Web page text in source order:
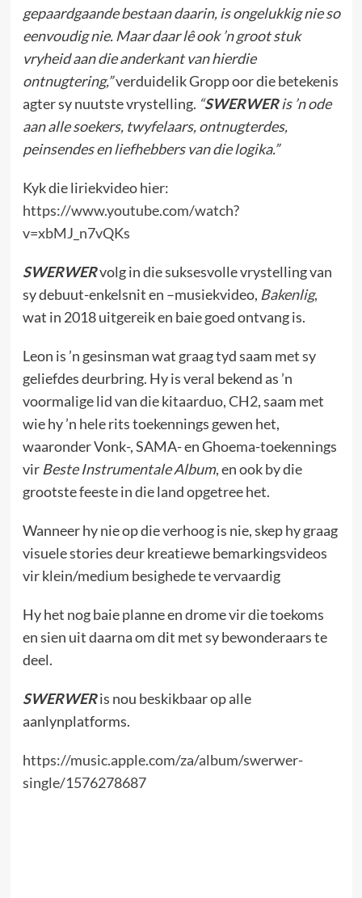
gepaardgaande bestaan daarin, is ongelukkig nie so
eenvoudig nie. Maar daar lê ook ’n groot stuk
vryheid aan die anderkant van hierdie
ontnugtering,”verduidelik Gropp oor die betekenis
agter sy nuutste vrystelling. “SWERWERis ’n ode
aan alle soekers, twyfelaars, ontnugterdes,
peinsendes en liefhebbers van die logika.”
Kyk die liriekvideo hier:
https://www.youtube.com/watch?
v=xbMJ_n7vQKs
SWERWERvolg in die suksesvolle vrystelling van
sy debuut-enkelsnit en –musiekvideo, Bakenlig,
wat in 2018 uitgereik en baie goed ontvang is.
Leon is ’n gesinsman wat graag tyd saam met sy
geliefdes deurbring. Hy is veral bekend as ’n
voormalige lid van die kitaarduo,CH2, saam met
wie hy ’n hele rits toekennings gewen het,
waaronder Vonk-, SAMA- en Ghoema-toekennings
vir Beste Instrumentale Album, en ook by die
grootste feeste in die land opgetree het.
Wanneer hy nie op die verhoog is nie, skep hy graag
visuele stories deur kreatiewe bemarkingsvideos
vir klein/medium besighede te vervaardig
Hy het nog baie planne en drome vir die toekoms
en sien uit daarna om dit met sy bewonderaars te
deel.
SWERWERis nou beskikbaar op alle
aanlynplatforms.
https://music.apple.com/za/album/swerwer-
single/1576278687